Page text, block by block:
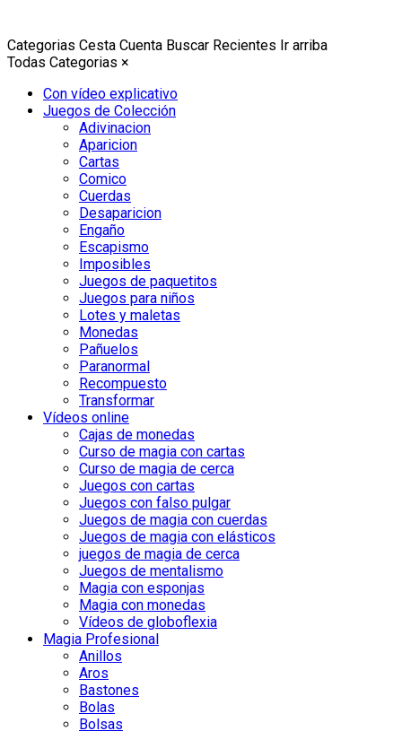
Categorias Cesta Cuenta Buscar Recientes Ir arriba
Todas Categorias ×
Con vídeo explicativo
Juegos de Colección
Adivinacion
Aparicion
Cartas
Comico
Cuerdas
Desaparicion
Engaño
Escapismo
Imposibles
Juegos de paquetitos
Juegos para niños
Lotes y maletas
Monedas
Pañuelos
Paranormal
Recompuesto
Transformar
Vídeos online
Cajas de monedas
Curso de magia con cartas
Curso de magia de cerca
Juegos con cartas
Juegos con falso pulgar
Juegos de magia con cuerdas
Juegos de magia con elásticos
juegos de magia de cerca
Juegos de mentalismo
Magia con esponjas
Magia con monedas
Vídeos de globoflexia
Magia Profesional
Anillos
Aros
Bastones
Bolas
Bolsas